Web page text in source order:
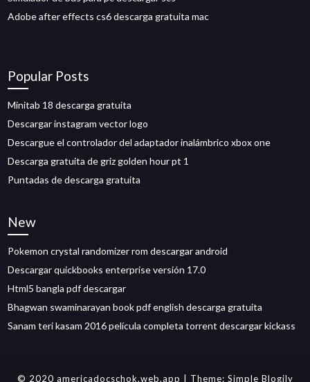
Adobe after effects cs6 descarga gratuita mac
Popular Posts
Minitab 18 descarga gratuita
Descargar instagram vector logo
Descargue el controlador del adaptador inalámbrico xbox one
Descarga gratuita de griz golden hour pt 1
Puntadas de descarga gratuita
New
Pokemon crystal randomizer rom descargar android
Descargar quickbooks enterprise versión 17.0
Html5 bangla pdf descargar
Bhagwan swaminarayan book pdf english descarga gratuita
Sanam teri kasam 2016 película completa torrent descargar kickass
© 2020 americadocschok.web.app | Theme: Simple Blogily